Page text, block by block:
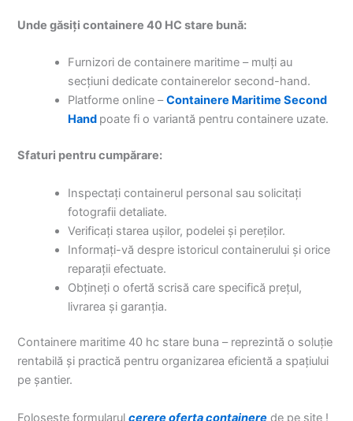
Unde găsiți containere 40 HC stare bună:
Furnizori de containere maritime – mulți au
secțiuni dedicate containerelor second-hand.
Platforme online –Containere Maritime Second
Hand poate fi o variantă pentru containere uzate.
Sfaturi pentru cumpărare:
Inspectați containerul personal sau solicitați
fotografii detaliate.
Verificați starea ușilor, podelei și pereților.
Informați-vă despre istoricul containerului și orice
reparații efectuate.
Obțineți o ofertă scrisă care specifică prețul,
livrarea și garanția.
Containere maritime 40 hc stare buna – reprezintă o soluție
rentabilă și practică pentru organizarea eficientă a spațiului
pe șantier.
Foloseste formularulcerere oferta containere de pe site !